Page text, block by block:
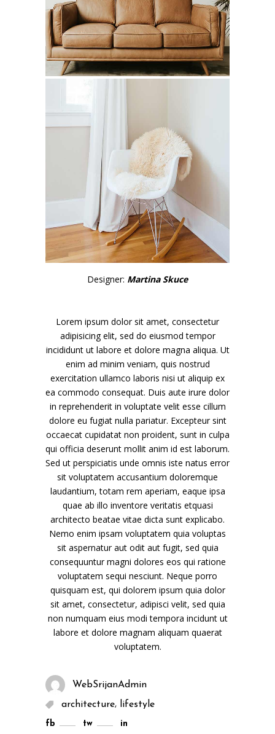
Designer: Martina Skuce
Lorem ipsum dolor sit amet, consectetur
adipisicing elit, sed do eiusmod tempor
incididunt ut labore et dolore magna aliqua. Ut
enim ad minim veniam, quis nostrud
exercitation ullamco laboris nisi ut aliquip ex
ea commodo consequat. Duis aute irure dolor
in reprehenderit in voluptate velit esse cillum
dolore eu fugiat nulla pariatur. Excepteur sint
occaecat cupidatat non proident, sunt in culpa
qui officia deserunt mollit anim id est laborum.
Sed ut perspiciatis unde omnis iste natus error
sit voluptatem accusantium doloremque
laudantium, totam rem aperiam, eaque ipsa
quae ab illo inventore veritatis etquasi
architecto beatae vitae dicta sunt explicabo.
Nemo enim ipsam voluptatem quia voluptas
sit aspernatur aut odit aut fugit, sed quia
consequuntur magni dolores eos qui ratione
voluptatem sequi nesciunt. Neque porro
quisquam est, qui dolorem ipsum quia dolor
sit amet, consectetur, adipisci velit, sed quia
non numquam eius modi tempora incidunt ut
labore et dolore magnam aliquam quaerat
voluptatem.
WebSrijanAdmin
architecture, lifestyle
fb tw in